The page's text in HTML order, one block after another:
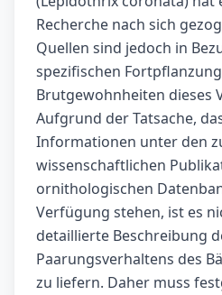
Recherche nach sich
Quellen sind jedoch in
spezifischen
Brutgewohnheiten dieses
Aufgrund der Tatsache,
Informationen unter den
wissenschaftlichen
ornithologischen
Verfügung stehen, ist es
detaillierte Beschreibung
Paarungsverhaltens des
zu liefern. Daher muss